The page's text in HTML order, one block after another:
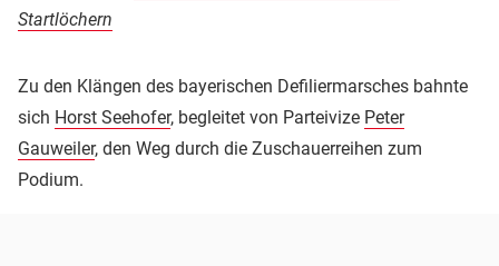
Startlöchern
Zu den Klängen des bayerischen Defiliermarsches bahnte
sich Horst Seehofer, begleitet von Parteivize Peter
Gauweiler, den Weg durch die Zuschauerreihen zum
Podium.